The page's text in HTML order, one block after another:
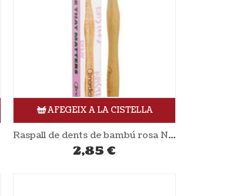
AFEGEIX A LA CISTELLA
Raspall de dents de bambú rosa NORDICS
2,85 €